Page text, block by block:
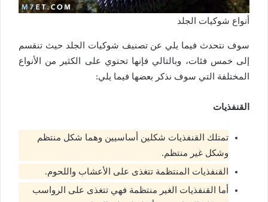
أنواع شوكيات الجلد
سوف نتحدث فيما يلي عن تصنيف شوكيات الجلد حيث تنقسم
إلى خمس فئات، وبالتالي فإنها تحتوي على الكثير من الأنواع
المختلفة التي سوف نذكر بعضها فيما يلي:
القنفذيات
تمتلك القنفذيات شكلين أساسيين وهما شكل منتظم
وشكل غير منتظم.
القنفذيات المنتظمة تتغذى على الأعشاب واللحوم.
أما القنفذيات الغير منتظمة فهي تتغذى على الرواسب